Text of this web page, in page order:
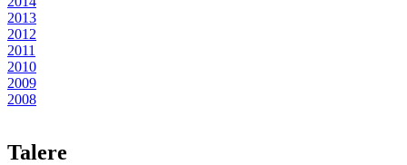
2013
2012
2011
2010
2009
2008
Talere